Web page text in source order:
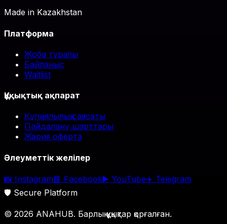
Made in Kazakhstan
Платформа
Жоба туралы
Байланыс
Waitlist
Құқықтық ақпарат
Құпиялылық саясаты
Пайдалану шарттары
Жария оферта
Әлеуметтік желілер
📸 Instagram📘 Facebook▶️ YouTube✈️ Telegram
🛡️ Secure Platform
© 2026 ANAHUB. Барлық құқықтар қорғалған.